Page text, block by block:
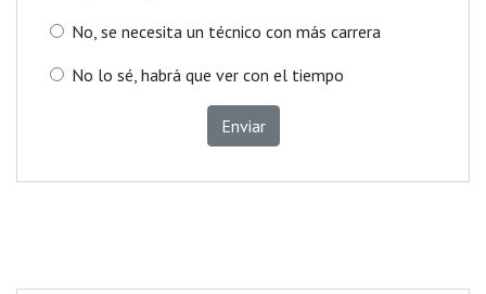
No, se necesita un técnico con más carrera
No lo sé, habrá que ver con el tiempo
Enviar